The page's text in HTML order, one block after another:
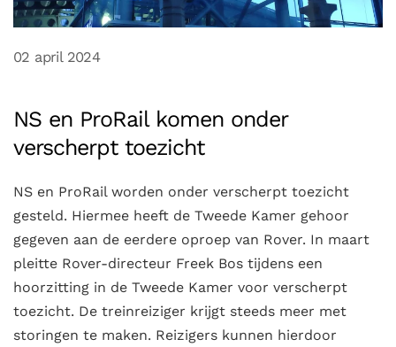
02 april 2024
NS en ProRail komen onder
verscherpt toezicht
NS en ProRail worden onder verscherpt toezicht
gesteld. Hiermee heeft de Tweede Kamer gehoor
gegeven aan de eerdere oproep van Rover. In maart
pleitte Rover-directeur Freek Bos tijdens een
hoorzitting in de Tweede Kamer voor verscherpt
toezicht. De treinreiziger krijgt steeds meer met
storingen te maken. Reizigers kunnen hierdoor